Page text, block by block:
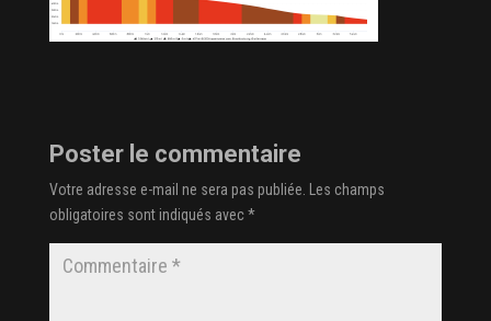
Poster le commentaire
Votre adresse e-mail ne sera pas publiée.
Les champs
obligatoires sont indiqués avec*